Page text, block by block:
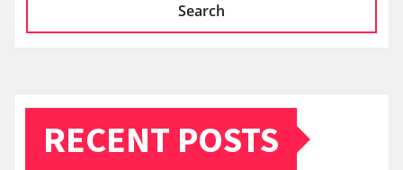
Search
RECENT POSTS